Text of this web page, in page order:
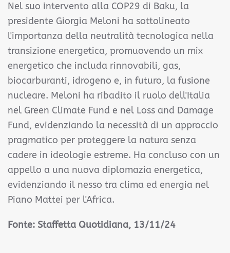
Nel suo intervento alla COP29 di Baku, la
presidente Giorgia Meloni ha sottolineato
l'importanza della neutralità tecnologica nella
transizione energetica, promuovendo un mix
energetico che includa rinnovabili, gas,
biocarburanti, idrogeno e, in futuro, la fusione
nucleare. Meloni ha ribadito il ruolo dell'Italia
nel Green Climate Fund e nel Loss and Damage
Fund, evidenziando la necessità di un approccio
pragmatico per proteggere la natura senza
cadere in ideologie estreme. Ha concluso con un
appello a una nuova diplomazia energetica,
evidenziando il nesso tra clima ed energia nel
Piano Mattei per l'Africa.
Fonte: Staffetta Quotidiana, 13/11/24